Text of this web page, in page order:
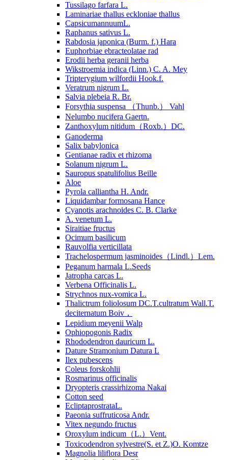
Tussilago farfara L.
Laminariae thallus eckloniae thallus
CapsicumannuumL.
Raphanus sativus L.
Rabdosia japonica (Burm. f.) Hara
Euphorbiae ebracteolatae rad
Erodii herba geranii herba
Wikstroemia indica (Linn.) C. A. Mey
Tripterygium wilfordii Hook.f.
Veratrum nigrum L.
Salvia plebeia R. Br.
Forsythia suspensa （Thunb.） Vahl
Nelumbo nucifera Gaertn.
Zanthoxylum nitidum（Roxb.）DC.
Ganoderma
Salix babylonica
Gentianae radix et rhizoma
Solanum nigrum L.
Sauropus spatulifolius Beille
Aloe
Pyrola calliantha H. Andr.
Liquidambar formosana Hance
Cyanotis arachnoides C. B. Clarke
A. venetum L.
Siraitiae fructus
Ocimum basilicum
Rauvolfia verticillata
Trachelospermum jasminoides（Lindl.）Lem.
Peganum harmala L.Seeds
Jatropha carcas L.
Verbena Officinalis L.
Strychnos nux-vomica L.
Thalictrum foliolosum DC.T.cultratum Wall.T.
deciternatum Boiv，
Lepidium meyenii Walp
Ophiopogonis Radix
Rhododendron dauricum L.
Dature Stramonium Datura L
Ilex pubescens
Coleus forskohlii
Rosmarinus officinalis
Dryopteris crassirhizoma Nakai
Cotton seed
EcliptaprostrataL.
Paeonia suffruticosa Andr.
Vitex negundo fructus
Oroxylum indicum（L.）Vent.
Toxicodendron sylvestre(S. et Z.)O. Komtze
Magnolia liliflora Desr